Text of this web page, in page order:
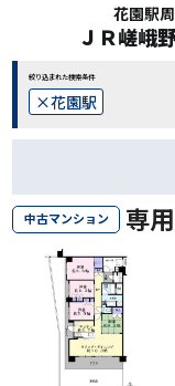
花園駅
ＪＲ嵯峨
絞り込まれた検索条件
花園駅
中古マンション 専